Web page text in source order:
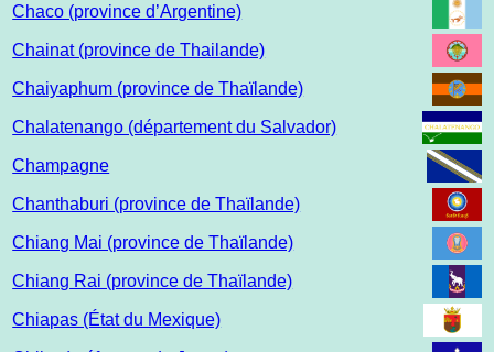
Chaco (province d’Argentine)
Chainat (province de Thailande)
Chaiyaphum (province de Thaïlande)
Chalatenango (département du Salvador)
Champagne
Chanthaburi (province de Thaïlande)
Chiang Mai (province de Thaïlande)
Chiang Rai (province de Thaïlande)
Chiapas (État du Mexique)